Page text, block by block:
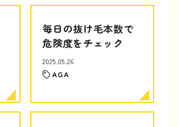
毎日の抜け毛本数で
危険度をチェック
2025.05.26
AGA